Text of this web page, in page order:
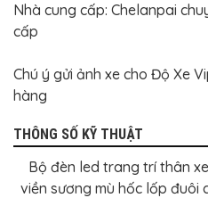
Nhà cung cấp: Chelanpai
cấp
Chú ý gửi ảnh xe cho Độ Xe
hàng
THÔNG SỐ KỸ THUẬT
Bộ đèn led trang trí thân
viền sương mù hốc lốp đuôi